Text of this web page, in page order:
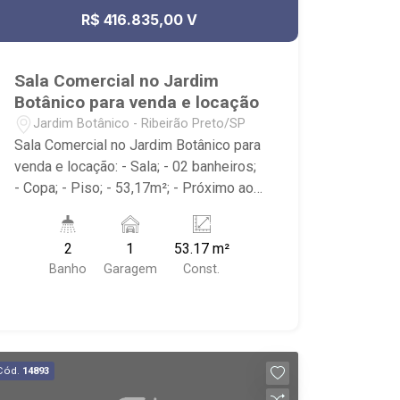
R$ 416.835,00 V
Sala Comercial no Jardim
Botânico para venda e locação
Jardim Botânico - Ribeirão Preto/SP
Sala Comercial no Jardim Botânico para
venda e locação: - Sala; - 02 banheiros;
- Copa; - Piso; - 53,17m²; - Próximo ao
Ferreira
2
Banho
1
Garagem
53.17 m²
Const.
14893